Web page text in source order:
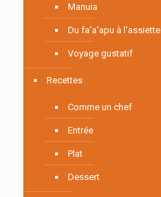
Manuia
Du fa'a'apu à l'assiette
Voyage gustatif
Recettes
Comme un chef
Entrée
Plat
Dessert